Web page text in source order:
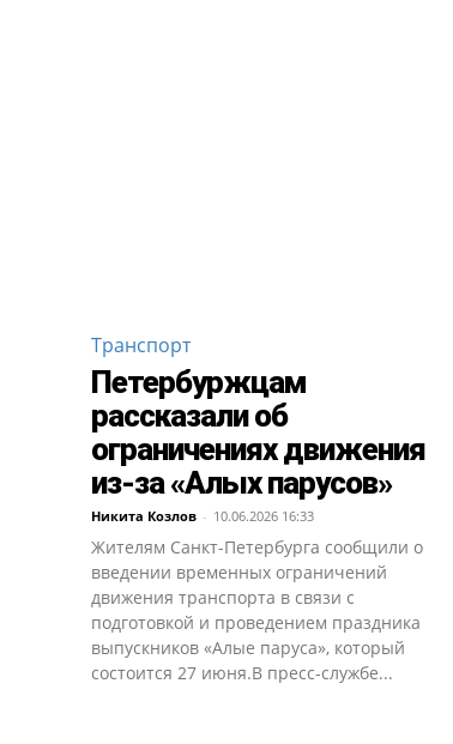
Транспорт
Петербуржцам
рассказали об
ограничениях движения
из-за «Алых парусов»
Никита Козлов - 10.06.2026 16:33
Жителям Санкт-Петербурга сообщили о
введении временных ограничений
движения транспорта в связи с
подготовкой и проведением праздника
выпускников «Алые паруса», который
состоится 27 июня.В пресс-службе...